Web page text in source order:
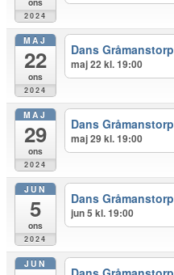
2024
MAJ
22
ons
2024
Dans Gråmanstorp
maj 22 kl. 19:00
MAJ
29
ons
2024
Dans Gråmanstorp
maj 29 kl. 19:00
JUN
5
ons
2024
Dans Gråmanstorp
jun 5 kl. 19:00
JUN